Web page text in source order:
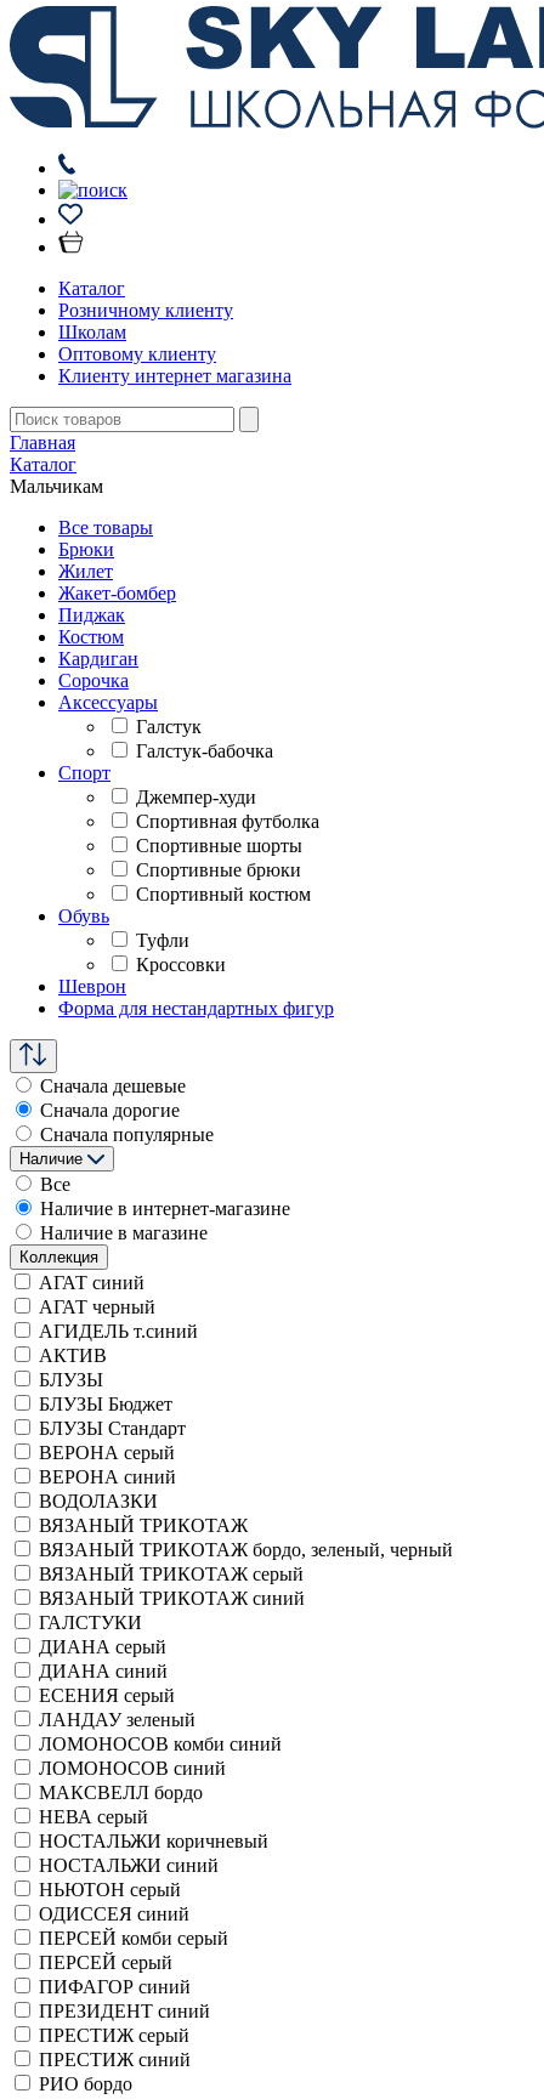
Каталог
Розничному клиенту
Школам
Оптовому клиенту
Клиенту интернет магазина
Главная
Каталог
Мальчикам
Все товары
Брюки
Жилет
Жакет-бомбер
Пиджак
Костюм
Кардиган
Сорочка
Аксессуары
Галстук
Галстук-бабочка
Спорт
Джемпер-худи
Спортивная футболка
Спортивные шорты
Спортивные брюки
Спортивный костюм
Обувь
Туфли
Кроссовки
Шеврон
Форма для нестандартных фигур
Сначала дешевые
Сначала дорогие
Сначала популярные
Наличие
Все
Наличие в интернет-магазине
Наличие в магазине
Коллекция
АГАТ синий
АГАТ черный
АГИДЕЛЬ т.синий
АКТИВ
БЛУЗЫ
БЛУЗЫ Бюджет
БЛУЗЫ Стандарт
ВЕРОНА серый
ВЕРОНА синий
ВОДОЛАЗКИ
ВЯЗАНЫЙ ТРИКОТАЖ
ВЯЗАНЫЙ ТРИКОТАЖ бордо, зеленый, черный
ВЯЗАНЫЙ ТРИКОТАЖ серый
ВЯЗАНЫЙ ТРИКОТАЖ синий
ГАЛСТУКИ
ДИАНА серый
ДИАНА синий
ЕСЕНИЯ серый
ЛАНДАУ зеленый
ЛОМОНОСОВ комби синий
ЛОМОНОСОВ синий
МАКСВЕЛЛ бордо
НЕВА серый
НОСТАЛЬЖИ коричневый
НОСТАЛЬЖИ синий
НЬЮТОН серый
ОДИССЕЯ синий
ПЕРСЕЙ комби серый
ПЕРСЕЙ серый
ПИФАГОР синий
ПРЕЗИДЕНТ синий
ПРЕСТИЖ серый
ПРЕСТИЖ синий
РИО бордо